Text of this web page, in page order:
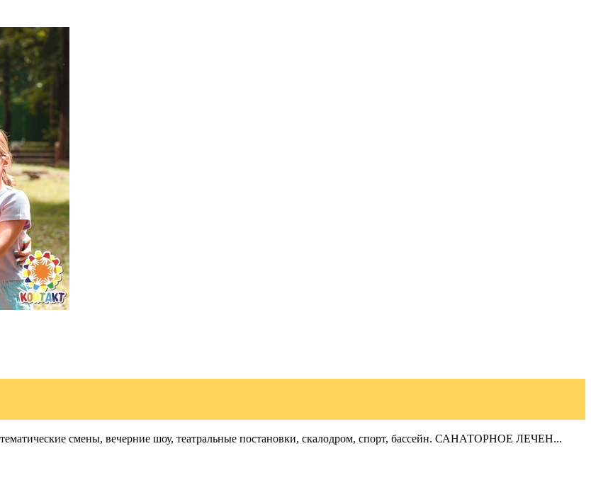
смены, вечерние шоу, театральные постановки, скалодром, спорт, бассейн. САНАТОРНОЕ ЛЕЧЕН...